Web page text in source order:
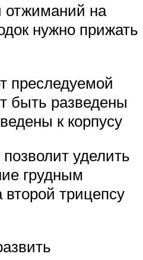
на
нужно прижать
преследуемой
быть разведены
к корпусу
уделить
грудным
трицепсу